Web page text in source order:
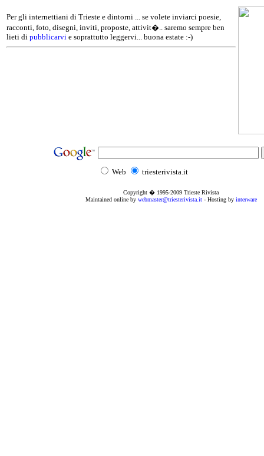
Per gli internettiani di Trieste e dintorni ... se volete inviarci poesie,
racconti, foto, disegni, inviti, proposte, attivit�.. saremo sempre ben
lieti di pubblicarvi e soprattutto leggervi... buona estate :-)
Web triesterivista.it
Copyright � 1995-2009 Trieste Rivista
Maintained online by webmaster@triesterivista.it- Hosting by interware